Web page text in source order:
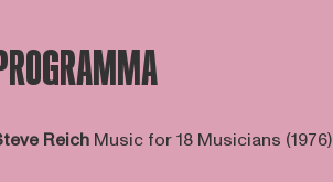
PROGRAMMA
ReichMusic for 18 Musicians (1976)